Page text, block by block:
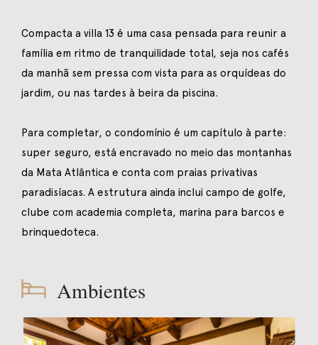
Compacta a villa 13 é uma casa pensada para reunir a
família em ritmo de tranquilidade total, seja nos cafés
da manhã sem pressa com vista para as orquídeas do
jardim, ou nas tardes à beira da piscina.
Para completar, o condomínio é um capítulo à parte:
super seguro, está encravado no meio das montanhas
da Mata Atlântica e conta com praias privativas
paradisíacas. A estrutura ainda inclui campo de golfe,
clube com academia completa, marina para barcos e
brinquedoteca.
Ambientes